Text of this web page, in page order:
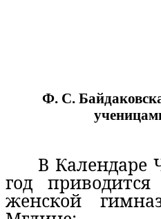
Ф. С.
В Календаре
год
женской